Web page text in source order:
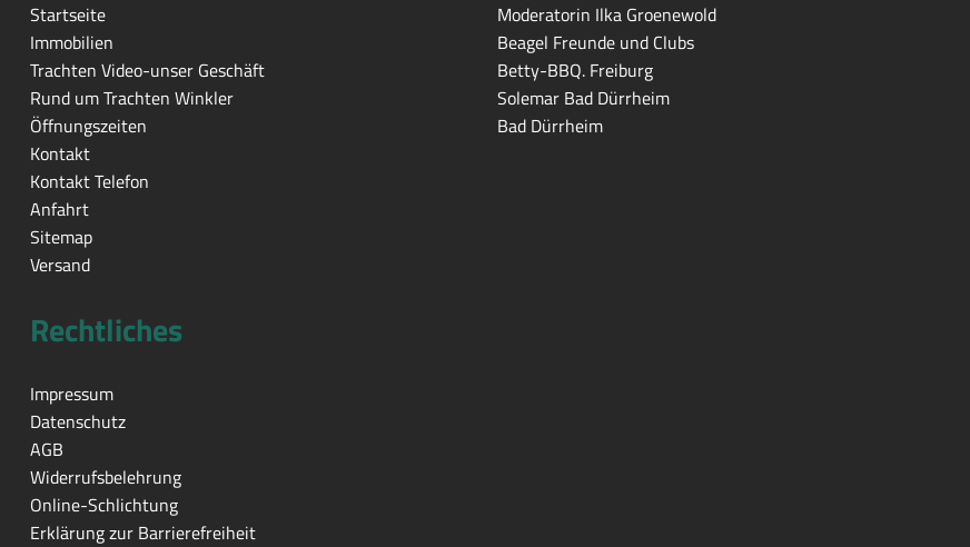
Startseite
Immobilien
Trachten Video-unser Geschäft
Rund um Trachten Winkler
Öffnungszeiten
Kontakt
Kontakt Telefon
Anfahrt
Sitemap
Versand
Moderatorin Ilka Groenewold
Beagel Freunde und Clubs
Betty-BBQ. Freiburg
Solemar Bad Dürrheim
Bad Dürrheim
Rechtliches
Impressum
Datenschutz
AGB
Widerrufsbelehrung
Online-Schlichtung
Erklärung zur Barrierefreiheit